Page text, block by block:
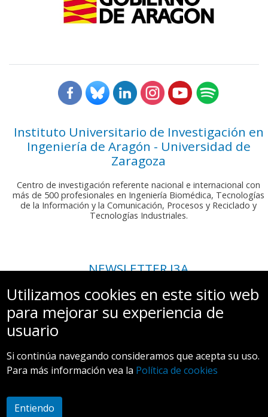
Instituto Universitario de Investigación en
Ingeniería de Aragón - Universidad de
Zaragoza
Centro de investigación referente nacional e internacional con
más de 500 profesionales en Ingeniería Biomédica, Tecnologías
de la Información y la Comunicación, Procesos y Reciclado y
Tecnologías Industriales.
NEWSLETTER I3A
Si deseas recibir nuestro boletín mensual, envíanos un correo a:
comunicacion.i3a@unizar.es
Utilizamos cookies en este sitio web
para mejorar su experiencia de
usuario
Si continúa navegando consideramos que acepta su uso.
Para más información vea la Política de cookies
Entiendo